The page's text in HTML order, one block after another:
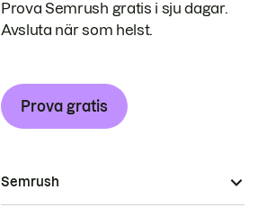
Prova Semrush gratis i sju dagar.
Avsluta när som helst.
Prova gratis
Semrush